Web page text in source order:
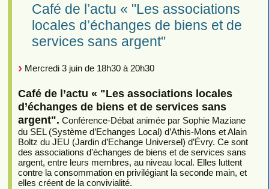
Café de l’actu « "Les associations
locales d’échanges de biens et de
services sans argent"
Mercredi 3 juin de 18h30 à 20h30
Café de l’actu « "Les associations locales
d’échanges de biens et de services sans
argent". Conférence-Débat animée par Sophie Maziane
du SEL (Système d’Echanges Local) d’Athis-Mons et Alain
Boltz du JEU (Jardin d’Echange Universel) d’Évry. Ce sont
des associations d’échanges de biens et de services sans
argent, entre leurs membres, au niveau local. Elles luttent
contre la consommation en privilégiant la seconde main, et
elles créent de la convivialité.